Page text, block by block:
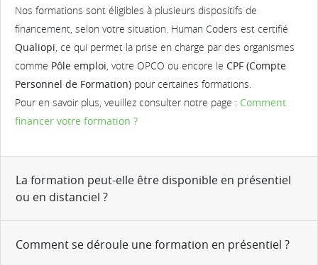
Nos formations sont éligibles à plusieurs dispositifs de
financement, selon votre situation. Human Coders est certifié
Qualiopi, ce qui permet la prise en charge par des organismes
comme Pôle emploi, votre OPCO ou encore le CPF (Compte
Personnel de Formation) pour certaines formations.
Pour en savoir plus, veuillez consulter notre page : Comment
financer votre formation ?
La formation peut-elle être disponible en présentiel
ou en distanciel ?
Comment se déroule une formation en présentiel ?